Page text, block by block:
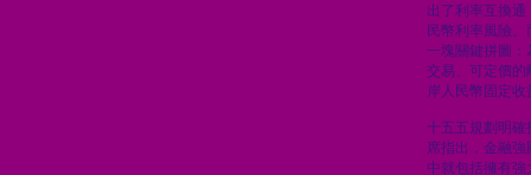
出了利率互換
民幣利率風險
一塊關鍵拼圖：
交易、可定價的
岸人民幣固定
十五五規劃明確
席指出，金融
中就包括擁有強